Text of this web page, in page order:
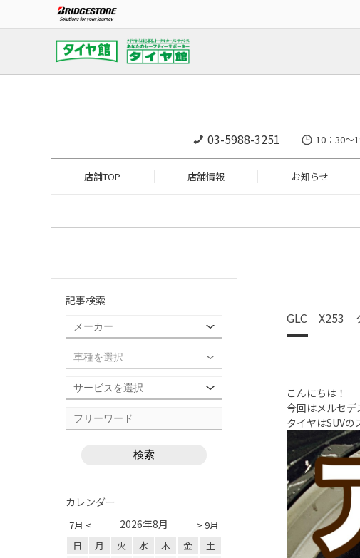
03-5988-3251 10：30～
店舗TOP 店舗情報 お知らせ
GLC X253
こんにちは！
今回はメルセ
タイヤはSUV
記事検索
カレンダー
7月 < > 9月
2026年8月
日 月 火 水 木 金
土